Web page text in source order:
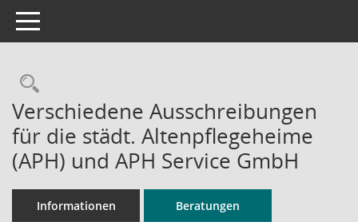
Toggle navigation
Rechercheauswahl
Verschiedene Ausschreibungen
für die städt. Altenpflegeheime
(APH) und APH Service GmbH
Informationen Beratungen